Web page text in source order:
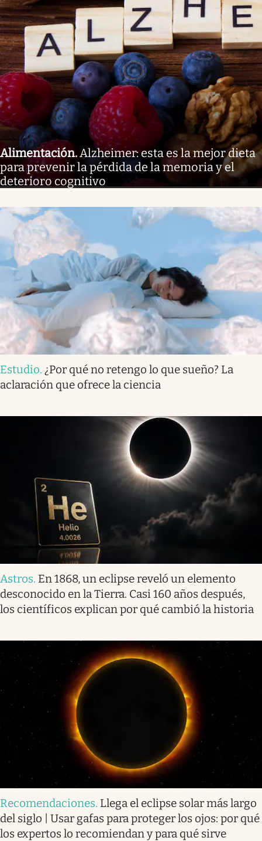
Alimentación.Alzheimer: esta es la mejor dieta
para prevenir la pérdida de la memoria y el
deterioro cognitivo
Estudio. ¿Por qué no retengo lo que sueño? La
aclaración que ofrece la ciencia
Astros. En 1868, un eclipse reveló un elemento
desconocido en la Tierra. Casi 160 años después,
los científicos explican por qué cambió la historia
Recomendaciones. Llega el eclipse solar más largo
del siglo | Usar gafas para proteger los ojos: por qué
los expertos lo recomiendan y para qué sirve